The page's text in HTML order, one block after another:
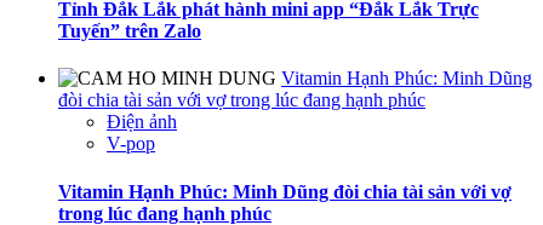
Tỉnh Đắk Lắk phát hành mini app “Đắk Lắk Trực
Tuyến” trên Zalo
Vitamin Hạnh Phúc: Minh Dũng
đòi chia tài sản với vợ trong lúc đang hạnh phúc
Điện ảnh
V-pop
Vitamin Hạnh Phúc: Minh Dũng đòi chia tài sản với vợ
trong lúc đang hạnh phúc